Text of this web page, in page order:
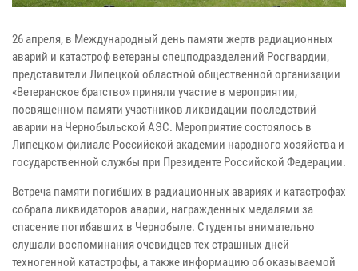
26 апреля, в Международный день памяти жертв радиационных
аварий и катастроф ветераны спецподразделений Росгвардии,
представители Липецкой областной общественной организации
«Ветеранское братство» приняли участие в мероприятии,
посвященном памяти участников ликвидации последствий
аварии на Чернобыльской АЭС. Мероприятие состоялось в
Липецком филиале Российской академии народного хозяйства и
государственной службы при Президенте Российской Федерации.
Встреча памяти погибших в радиационных авариях и катастрофах
собрала ликвидаторов аварии, награжденных медалями за
спасение погибавших в Чернобыле. Студенты внимательно
слушали воспоминания очевидцев тех страшных дней
техногенной катастрофы, а также информацию об оказываемой